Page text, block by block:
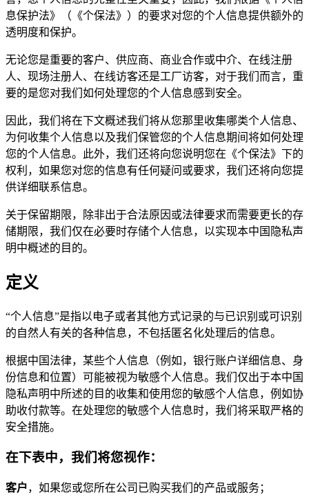
息保护法》（《个保法》）的要求对您的个人信息提供额外的
透明度和保护。
无论您是重要的客户、供应商、商业合作或中介、在线注册
人、现场注册人、在线访客还是工厂访客，对于我们而言，重
要的是您对我们如何处理您的个人信息感到安全。
因此，我们将在下文概述我们将从您那里收集哪类个人信息、
为何收集个人信息以及我们保管您的个人信息期间将如何处理
您的个人信息。此外，我们还将向您说明您在《个保法》下的
权利，如果您对您的信息有任何疑问或要求，我们还将向您提
供详细联系信息。
关于保留期限，除非出于合法原因或法律要求而需要更长的存
储期限，我们仅在必要时存储个人信息，以实现本中国隐私声
明中概述的目的。
定义
“个人信息”是指以电子或者其他方式记录的与已识别或可识别
的自然人有关的各种信息，不包括匿名化处理后的信息。
根据中国法律，某些个人信息（例如，银行账户详细信息、身
份信息和位置）可能被视为敏感个人信息。我们仅出于本中国
隐私声明中所述的目的收集和使用您的敏感个人信息，例如协
助收付款等。在处理您的敏感个人信息时，我们将采取严格的
安全措施。
在下表中，我们将您视作：
客户，如果您或您所在公司已购买我们的产品或服务；